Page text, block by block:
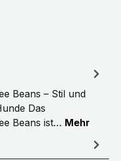
Beans – Stil und
Das
Beans ist… Mehr